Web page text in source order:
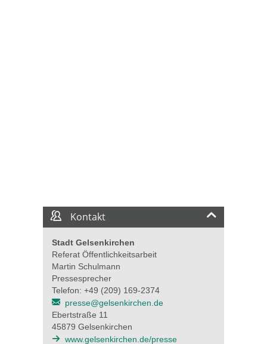
Kontakt
Stadt Gelsenkirchen
Referat Öffentlichkeitsarbeit
Martin Schulmann
Pressesprecher
Telefon: +49 (209) 169-2374
presse@gelsenkirchen.de
Ebertstraße 11
45879 Gelsenkirchen
www.gelsenkirchen.de/presse